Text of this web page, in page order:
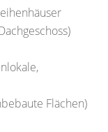
Flächen)